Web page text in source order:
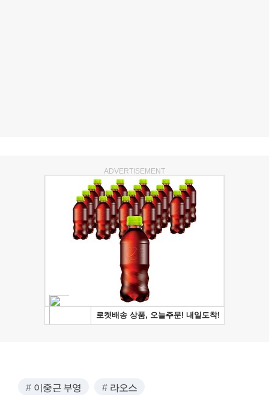
ADVERTISEMENT
이중근 부영 라오스